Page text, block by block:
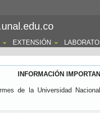
EXTENSIÓN
INFORMACIÓN
de la Universidad